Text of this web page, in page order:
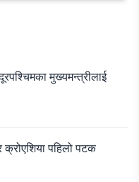
मुख्यमन्त्रीलाई
पहिलो पटक